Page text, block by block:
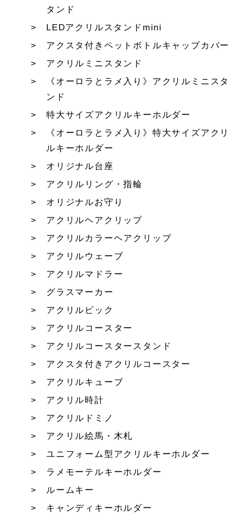
タンド
LEDアクリルスタンドmini
アクスタ付きペットボトルキャップカバー
アクリルミニスタンド
《オーロラとラメ入り》アクリルミニスタ
ンド
特大サイズアクリルキーホルダー
《オーロラとラメ入り》特大サイズアクリ
ルキーホルダー
オリジナル台座
アクリルリング・指輪
オリジナルお守り
アクリルヘアクリップ
アクリルカラーヘアクリップ
アクリルウェーブ
アクリルマドラー
グラスマーカー
アクリルピック
アクリルコースター
アクリルコースタースタンド
アクスタ付きアクリルコースター
アクリルキューブ
アクリル時計
アクリルドミノ
アクリル絵馬・木札
ユニフォーム型アクリルキーホルダー
ラメモーテルキーホルダー
ルームキー
キャンディキーホルダー